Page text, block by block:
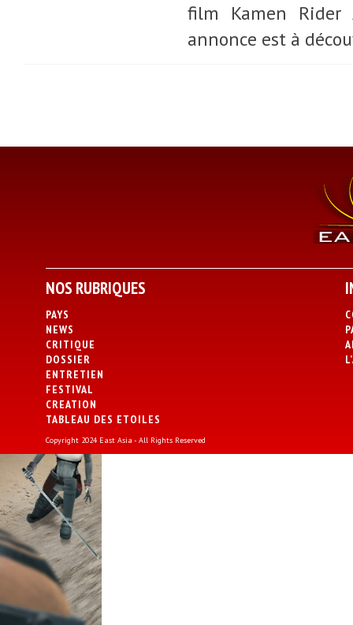
film Kamen Rider
annonce est à
NOS RUBRIQUES
PAYS
NEWS
CRITIQUE
DOSSIER
ENTRETIEN
FESTIVAL
CREATION
TABLEAU DES ETOILES
Copyright 2024 East Asia - All Rights Reserved